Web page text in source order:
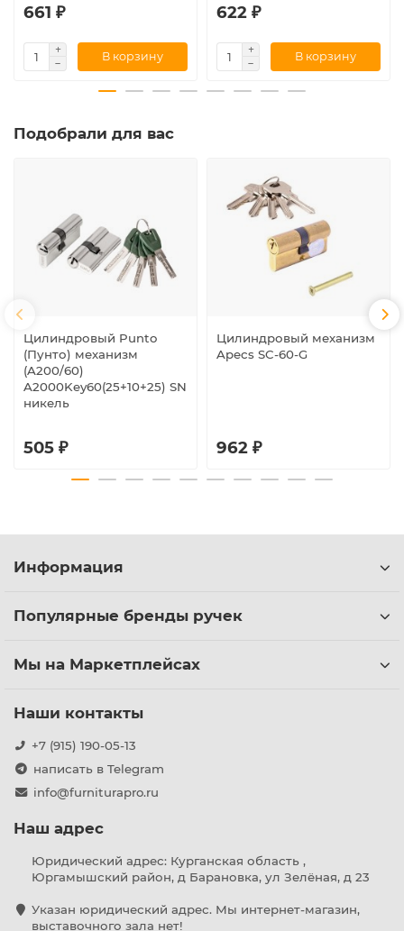
661 ₽
В корзину
622 ₽
В корзину
Подобрали для вас
Цилиндровый Punto
(Пунто) механизм
(A200/60)
A2000Key60(25+10+25) SN
никель
505 ₽
Цилиндровый механизм
Apecs SC-60-G
962 ₽
Информация
Популярные бренды ручек
Мы на Маркетплейсах
Наши контакты
+7 (915) 190-05-13
написать в Telegram
info@furniturapro.ru
Наш адрес
Юридический адрес: Курганская область ,
Юргамышский район, д Барановка, ул Зелёная, д 23
Указан юридический адрес. Мы интернет-магазин,
выставочного зала нет!